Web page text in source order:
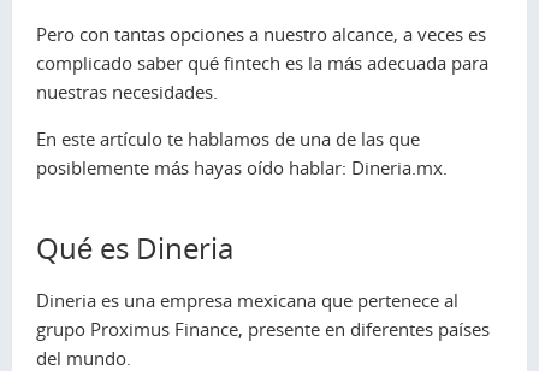
Pero con tantas opciones a nuestro alcance, a veces es
complicado saber qué fintech es la más adecuada para
nuestras necesidades.
En este artículo te hablamos de una de las que
posiblemente más hayas oído hablar: Dineria.mx.
Qué es Dineria
Dineria es una empresa mexicana que pertenece al
grupo Proximus Finance, presente en diferentes países
del mundo.